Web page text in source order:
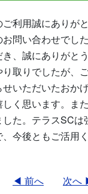
利用誠にありが
問い合わせでし
、誠にありがと
取りでしたが、
いただいたおか
しく思います。ま
した。テラスSC
今後ともご活用く
◀ 前へ
次へ